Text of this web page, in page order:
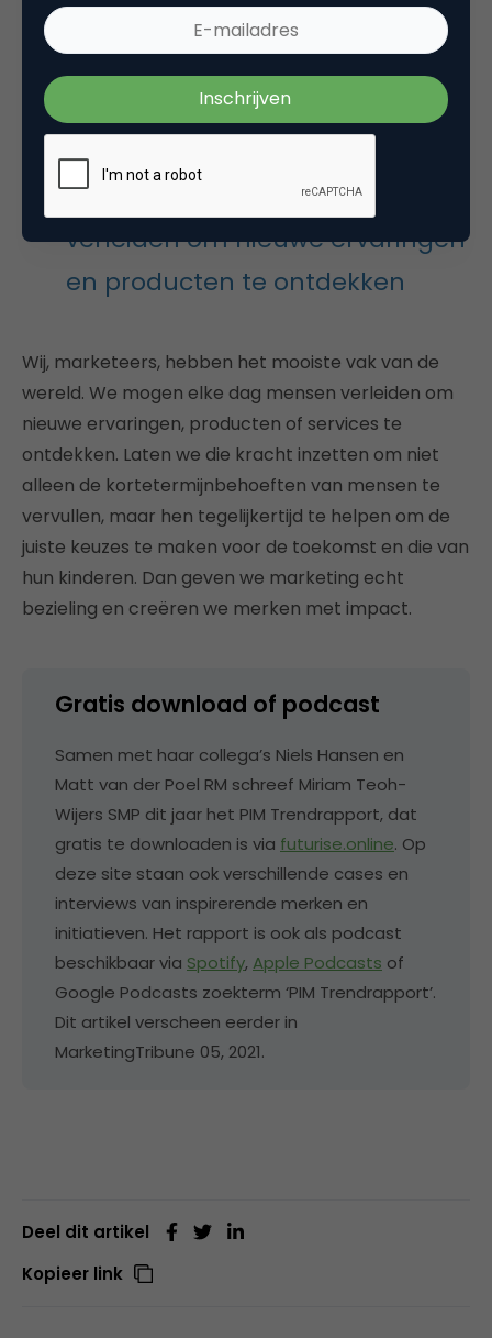
merk te laten leiden. Om techniek in dienst van de
missie te stellen en niet andersom. En bovenal, om
de mens – intern en extern – centraal te stellen in
alles wat je doet.
We mogen elke dag mensen
verleiden om nieuwe ervaringen
en producten te ontdekken
Wij, marketeers, hebben het mooiste vak van de
wereld. We mogen elke dag mensen verleiden om
nieuwe ervaringen, producten of services te
ontdekken. Laten we die kracht inzetten om niet
alleen de kortetermijnbehoeften van mensen te
vervullen, maar hen tegelijkertijd te helpen om de
juiste keuzes te maken voor de toekomst en die van
hun kinderen. Dan geven we marketing echt
bezieling en creëren we merken met impact.
Gratis download of podcast
Samen met haar collega’s Niels Hansen en
Matt van der Poel RM schreef Miriam Teoh-
Wijers SMP dit jaar het PIM Trendrapport, dat
gratis te downloaden is via futurise.online. Op
deze site staan ook verschillende cases en
interviews van inspirerende merken en
initiatieven. Het rapport is ook als podcast
beschikbaar via Spotify, Apple Podcasts of
Google Podcasts zoekterm ‘PIM Trendrapport’.
Dit artikel verscheen eerder in
MarketingTribune 05, 2021.
Deel dit artikel
Kopieer link